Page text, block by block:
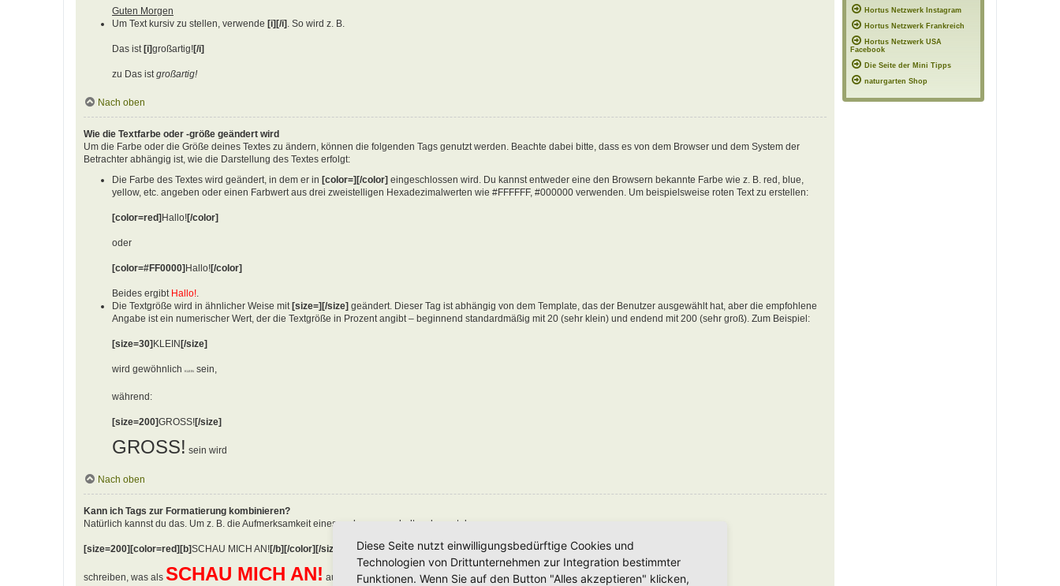
Guten Morgen
Um Text kursiv zu stellen, verwende [i][/i] . So wird z. B.
Das ist [i]großartig![/i]
zu Das ist großartig!
Nach oben
Wie die Textfarbe oder -größe geändert wird
Um die Farbe oder die Größe deines Textes zu ändern, können die folgenden Tags genutzt werden. Beachte dabei bitte, dass es von dem Browser und dem System der
Betrachter abhängig ist, wie die Darstellung des Textes erfolgt:
Die Farbe des Textes wird geändert, in dem er in [color=][/color] eingeschlossen wird. Du kannst entweder eine den Browsern bekannte Farbe wie z. B. red, blue,
yellow, etc. angeben oder einen Farbwert aus drei zweistelligen Hexadezimalwerten wie #FFFFFF, #000000 verwenden. Um beispielsweise roten Text zu erstellen:
[color=red] Hallo![/color]
oder
[color=#FF0000] Hallo![/color]
Beides ergibt Hallo!.
Die Textgröße wird in ähnlicher Weise mit [size=][/size] geändert. Dieser Tag ist abhängig von dem Template, das der Benutzer ausgewählt hat, aber die empfohlene
Angabe ist ein numerischer Wert, der die Textgröße in Prozent angibt – beginnend standardmäßig mit 20 (sehr klein) und endend mit 200 (sehr groß). Zum Beispiel:
[size=30] KLEIN [/size]
wird gewöhnlich KLEIN sein,
während:
[size=200]GROSS![/size]
GROSS! sein wird
Nach oben
Kann ich Tags zur Formatierung kombinieren?
Natürlich kannst du das. Um z. B. die Aufmerksamkeit eines anderen zu erhalten, kannst du
[size=200][color=red][b]SCHAU MICH AN![/b][/color][/size]
schreiben, was als SCHAU MICH AN! ausgegeben wird.
Hortus Netzwerk Instagram
Hortus Netzwerk Frankreich
Hortus Netzwerk USA
Facebook
Die Seite der Mini Tipps
naturgarten Shop
Diese Seite nutzt einwilligungsbedürftige Cookies und
Technologien von Drittunternehmen zur Integration bestimmter
Funktionen. Wenn Sie auf den Button "Alles akzeptieren" klicken,